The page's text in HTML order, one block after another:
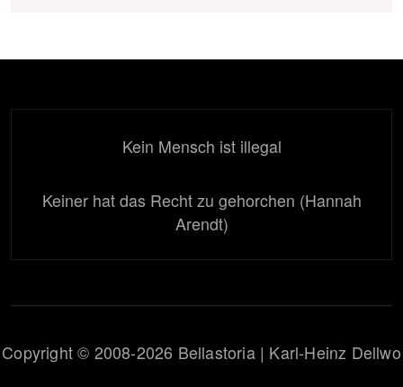
Kein Mensch ist illegal
Keiner hat das Recht zu gehorchen (Hannah
Arendt)
Copyright © 2008-2026 Bellastoria | Karl-Heinz Dellwo